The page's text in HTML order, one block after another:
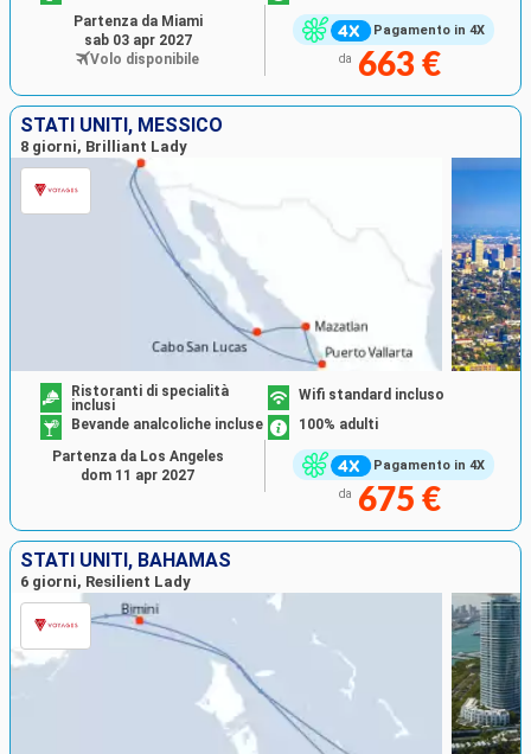
Pagamento in 4X
da 663 €
Partenza da Miami
sab 03 apr 2027
Volo disponibile
STATI UNITI, MESSICO
8 giorni, Brilliant Lady
Pagamento in 4X
Ristoranti di specialità
inclusi
Wifi standard incluso
Bevande analcoliche incluse
100% adulti
da 675 €
Partenza da Los Angeles
dom 11 apr 2027
STATI UNITI, BAHAMAS
6 giorni, Resilient Lady